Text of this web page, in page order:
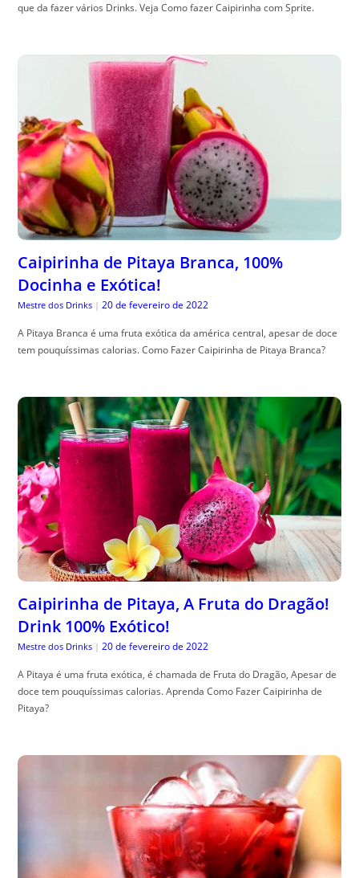
que da fazer vários Drinks. Veja Como fazer Caipirinha com Sprite.
Caipirinha de Pitaya Branca, 100%
Docinha e Exótica!
Mestre dos Drinks | 20 de fevereiro de 2022
A Pitaya Branca é uma fruta exótica da américa central, apesar de doce
tem pouquíssimas calorias. Como Fazer Caipirinha de Pitaya Branca?
Caipirinha de Pitaya, A Fruta do Dragão!
Drink 100% Exótico!
Mestre dos Drinks | 20 de fevereiro de 2022
A Pitaya é uma fruta exótica, é chamada de Fruta do Dragão, Apesar de
doce tem pouquíssimas calorias. Aprenda Como Fazer Caipirinha de
Pitaya?